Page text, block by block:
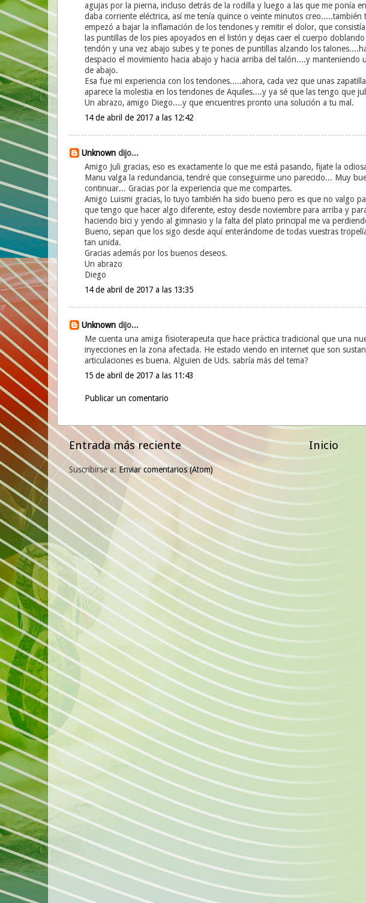
agujas por la pierna, incluso detrás de la rodilla y luego a las que me ponía
daba corriente eléctrica, así me tenía quince o veinte minutos
empezó a bajar la inflamación de los tendones y remitir el dolor, que
las puntillas de los pies apoyados en el listón y dejas caer el cuerpo
tendón y una vez abajo subes y te pones de puntillas alzando los
despacio el movimiento hacia abajo y hacia arriba del talón....y
de abajo.
Esa fue mi experiencia con los tendones.....ahora, cada vez que unas
aparece la molestia en los tendones de Aquiles....y ya sé que las tengo que
Un abrazo, amigo Diego....y que encuentres pronto una solución a tu mal.
14 de abril de 2017 a las 12:42
Unknowndijo...
Amigo Juli gracias, eso es exactamente lo que me está pasando, fijate la
Manu valga la redundancia, tendré que conseguirme uno parecido... Muy
continuar... Gracias por la experiencia que me compartes.
Amigo Luismi gracias, lo tuyo también ha sido bueno pero es que no valgo
que tengo que hacer algo diferente, estoy desde noviembre para arriba y
haciendo bici y yendo al gimnasio y la falta del plato principal me va
Bueno, sepan que los sigo desde aquí enterándome de todas vuestras
tan unida.
Gracias además por los buenos deseos.
Un abrazo
Diego
14 de abril de 2017 a las 13:35
Unknowndijo...
Me cuenta una amiga fisioterapeuta que hace práctica tradicional que una
inyecciones en la zona afectada. He estado viendo en internet que son
articulaciones es buena. Alguien de Uds. sabría más del tema?
15 de abril de 2017 a las 11:43
Publicar un comentario
Entrada más reciente Inicio
Suscribirse a: Enviar comentarios (Atom)